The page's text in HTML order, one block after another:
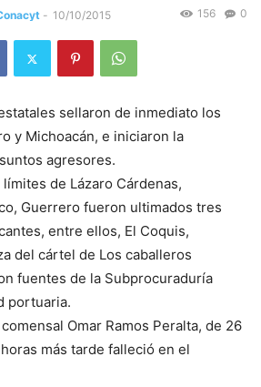
- 10/10/2015 0
156
sellaron de inmediato los
y Michoacán, e iniciaron la
agresores.
de Lázaro Cárdenas,
Guerrero fueron ultimados tres
entre ellos, El Coquis,
del cártel de Los caballeros
fuentes de la Subprocuraduría
portuaria.
Omar Ramos Peralta, de 26
más tarde falleció en el